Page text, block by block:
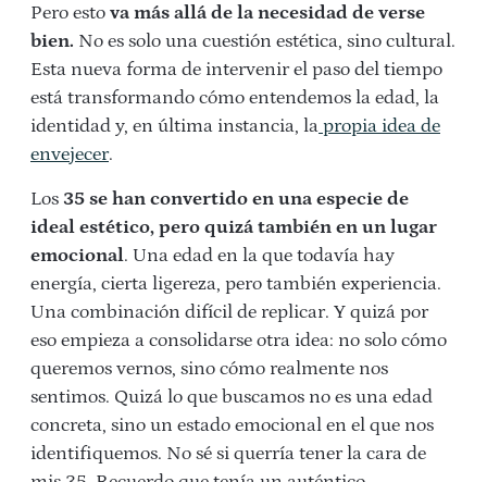
Pero esto va más allá de la necesidad de verse
bien. No es solo una cuestión estética, sino cultural.
Esta nueva forma de intervenir el paso del tiempo
está transformando cómo entendemos la edad, la
identidad y, en última instancia, la propia idea de
envejecer.
Los 35 se han convertido en una especie de
ideal estético, pero quizá también en un lugar
emocional. Una edad en la que todavía hay
energía, cierta ligereza, pero también experiencia.
Una combinación difícil de replicar. Y quizá por
eso empieza a consolidarse otra idea: no solo cómo
queremos vernos, sino cómo realmente nos
sentimos. Quizá lo que buscamos no es una edad
concreta, sino un estado emocional en el que nos
identifiquemos. No sé si querría tener la cara de